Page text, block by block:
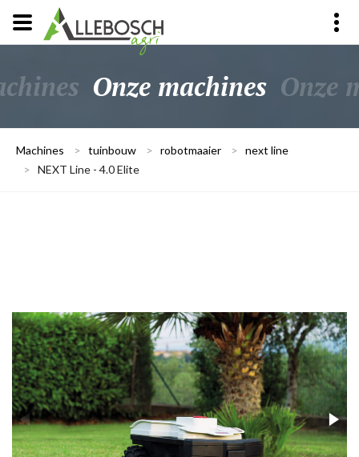
Onze machines Onze
Machines > tuinbouw > robotmaaier > next line
> NEXT Line - 4.0 Elite